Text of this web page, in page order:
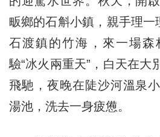
畈鄉的石斛小鎮，親手理一
石渡鎮的竹海，來一場森
驗“冰火兩重天”，白天在大
飛馳，夜晚在陡沙河溫泉
湯池，洗去一身疲憊。